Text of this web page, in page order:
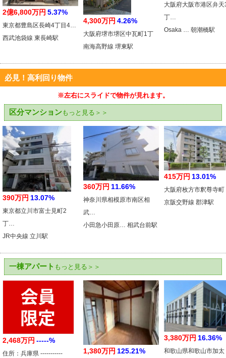
2億6,800万円 5.37%
東京都豊島区長崎4丁目4…
西武池袋線 東長崎駅
4,300万円 4.26%
大阪府堺市堺区中瓦町1丁
南海高野線 堺東駅
大阪府大阪市港区弁天
丁…
Osaka … 朝潮橋駅
必見！高利回り物件
※左右にスライドで物件が見れます。
区分マンションもっと見る＞＞
390万円 13.07%
東京都立川市富士見町2
丁…
JR中央線 立川駅
360万円 11.66%
神奈川県相模原市南区相
武…
小田急小田原… 相武台前駅
415万円 13.01%
大阪府枚方市釈尊寺町
京阪交野線 郡津駅
一棟アパート もっと見る＞＞
2,468万円 -----%
住所：兵庫県 -----------
1,380万円 125.21%
3,380万円 16.36%
和歌山県和歌山市加太